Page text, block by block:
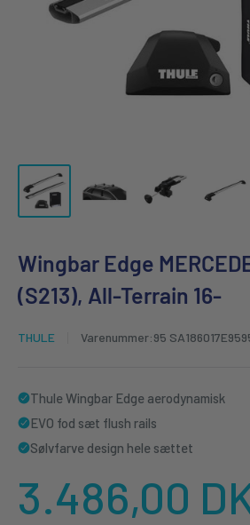
Wingbar Edge
(S213), All-Terrain 16-
THULE Varenummer:95
Thule Wingbar Edge aerodynamisk
EVO fod sæt flush rails
Sølvfarve design hele sættet
Udsalgspris
3.486,00